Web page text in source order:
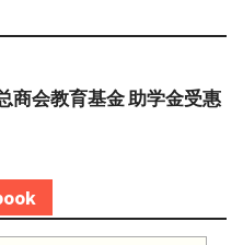
商会教育基金 助学金受惠